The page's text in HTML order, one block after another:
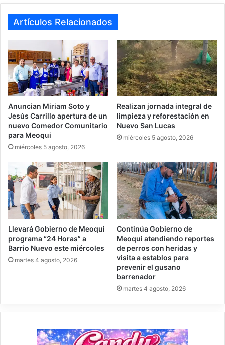
te bo
ok
ra
Artículos Relacionados
Anuncian Miriam Soto y
Jesús Carrillo apertura de un
nuevo Comedor Comunitario
para Meoqui
miércoles 5 agosto, 2026
Realizan jornada integral de
limpieza y reforestación en
Nuevo San Lucas
miércoles 5 agosto, 2026
Llevará Gobierno de Meoqui
programa “24 Horas” a
Barrio Nuevo este miércoles
martes 4 agosto, 2026
Continúa Gobierno de
Meoqui atendiendo reportes
de perros con heridas y
visita a establos para
prevenir el gusano
barrenador
martes 4 agosto, 2026